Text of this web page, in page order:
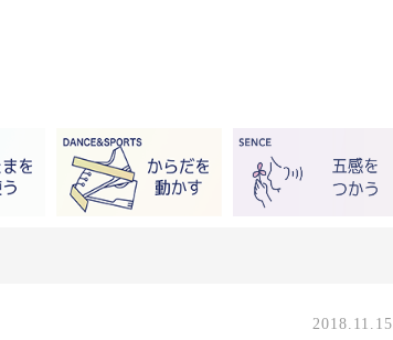
2018.11.15